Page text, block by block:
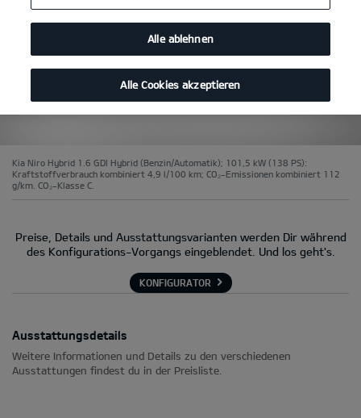
Kia Niro Hybrid 1.6 GDI Hybrid (Benzin/Automatik); 101,5 kW (138 PS):
Kraftstoffverbrauch kombiniert 4,9 l/100 km; CO₂-Emissionen kombiniert 112
g/km. CO₂-Klasse C.
Preise, Details und Ausstattungsvarianten werden Dir während
des Konfigurations-Vorgangs eingeblendet. Und los geht's.
KONFIGURATOR
Ausstattungsdetails
Weitere Informationen und Details zu den verschiedenen
Ausstattungen findest du in der Preisliste.
Alle ablehnen
Alle Cookies akzeptieren